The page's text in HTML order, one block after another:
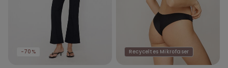
-70% Recyceltes Mikrofaser